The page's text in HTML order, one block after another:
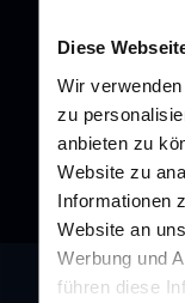
Diese
Wir
zu
anbieten zu
Website zu
Informationen
Website an
Werbung und
führen diese